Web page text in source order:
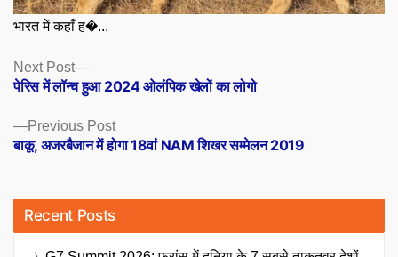
भारत में कहाँ ह�...
Posts
navigation
Previous PostPrevious
post:
बाकू, अजरबैजान में होगा 18वां NAM शिखर सम्मेलन 2019
Next Post
Next
post:
पेरिस में लॉन्च हुआ 2024 ओलंपिक खेलों का लोगो
Recent Posts